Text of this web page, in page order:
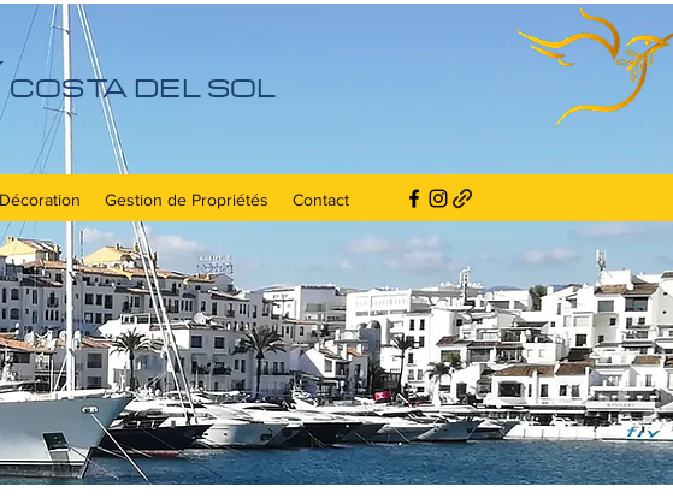
COSTA DEL SOL
Gestion de Propriétés Contact